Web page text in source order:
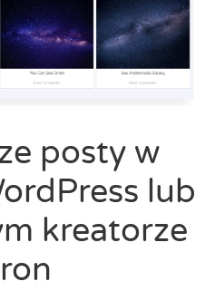
posty w
lub
kreatorze